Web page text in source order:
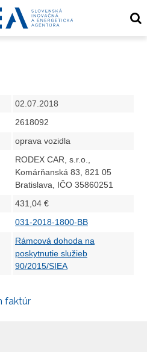
02.07.2018
2618092
oprava vozidla
RODEX CAR, s.r.o.,
Komárňanská 83, 821 05
Bratislava, IČO 35860251
431,04 €
031-2018-1800-BB
Rámcová dohoda na
poskytnutie služieb
90/2015/SIEA
faktúr